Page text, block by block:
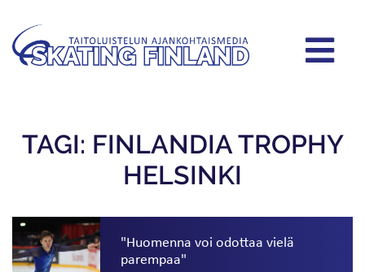
TAGI: FINLANDIA TROPHY
HELSINKI
"Huomenna voi odottaa vielä
parempaa"